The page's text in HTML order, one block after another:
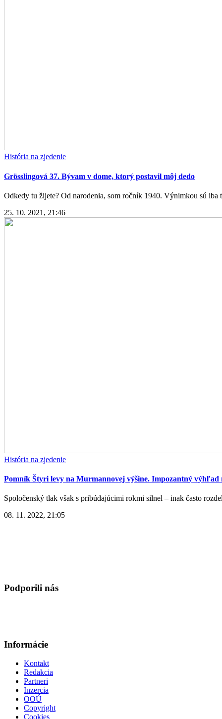
História na zjedenie
Grösslingová 37. Bývam v dome, ktorý postavil môj dedo
Odkedy tu žijete? Od narodenia, som ročník 1940. Výnimkou sú iba
25. 10. 2021, 21:46
História na zjedenie
Pomník Štyri levy na Murmannovej výšine. Impozantný výhľad
Spoločenský tlak však s pribúdajúcimi rokmi silnel – inak často
08. 11. 2022, 21:05
Podporili nás
Informácie
Kontakt
Redakcia
Partneri
Inzercia
OOÚ
Copyright
Cookies